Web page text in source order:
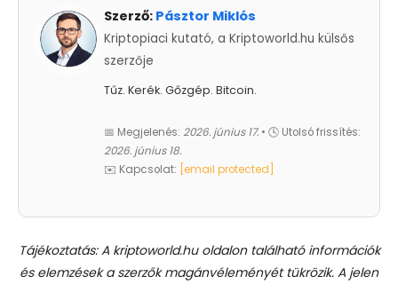
Szerző: Pásztor Miklós
Kriptopiaci kutató, a Kriptoworld.hu külsős
szerzője
Tűz. Kerék. Gőzgép. Bitcoin.
📅 Megjelenés: 2026. június 17. • 🕓 Utolsó frissítés:
2026. június 18.
✉️ Kapcsolat:
[email protected]
Tájékoztatás: A kriptoworld.hu oldalon található információk
és elemzések a szerzők magánvéleményét tükrözik. A jelen